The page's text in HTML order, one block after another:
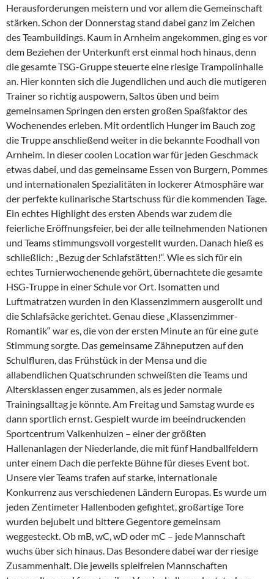
Herausforderungen meistern und vor allem die Gemeinschaft
stärken. Schon der Donnerstag stand dabei ganz im Zeichen
des Teambuildings. Kaum in Arnheim angekommen, ging es vor
dem Beziehen der Unterkunft erst einmal hoch hinaus, denn
die gesamte TSG-Gruppe steuerte eine riesige Trampolinhalle
an. Hier konnten sich die Jugendlichen und auch die mutigeren
Trainer so richtig auspowern, Saltos üben und beim
gemeinsamen Springen den ersten großen Spaßfaktor des
Wochenendes erleben. Mit ordentlich Hunger im Bauch zog
die Truppe anschließend weiter in die bekannte Foodhall von
Arnheim. In dieser coolen Location war für jeden Geschmack
etwas dabei, und das gemeinsame Essen von Burgern, Pommes
und internationalen Spezialitäten in lockerer Atmosphäre war
der perfekte kulinarische Startschuss für die kommenden Tage.
Ein echtes Highlight des ersten Abends war zudem die
feierliche Eröffnungsfeier, bei der alle teilnehmenden Nationen
und Teams stimmungsvoll vorgestellt wurden. Danach hieß es
schließlich: „Bezug der Schlafstätten!“. Wie es sich für ein
echtes Turnierwochenende gehört, übernachtete die gesamte
HSG-Truppe in einer Schule vor Ort. Isomatten und
Luftmatratzen wurden in den Klassenzimmern ausgerollt und
die Schlafsäcke gerichtet. Genau diese „Klassenzimmer-
Romantik“ war es, die von der ersten Minute an für eine gute
Stimmung sorgte. Das gemeinsame Zähneputzen auf den
Schulfluren, das Frühstück in der Mensa und die
allabendlichen Quatschrunden schweißten die Teams und
Altersklassen enger zusammen, als es jeder normale
Trainingsalltag je könnte. Am Freitag und Samstag wurde es
dann sportlich ernst. Gespielt wurde im beeindruckenden
Sportcentrum Valkenhuizen – einer der größten
Hallenanlagen der Niederlande, die mit fünf Handballfeldern
unter einem Dach die perfekte Bühne für dieses Event bot.
Unsere vier Teams trafen auf starke, internationale
Konkurrenz aus verschiedenen Ländern Europas. Es wurde um
jeden Zentimeter Hallenboden gefightet, großartige Tore
wurden bejubelt und bittere Gegentore gemeinsam
weggesteckt. Ob mB, wC, wD oder mC – jede Mannschaft
wuchs über sich hinaus. Das Besondere dabei war der riesige
Zusammenhalt. Die jeweils spielfreien Mannschaften